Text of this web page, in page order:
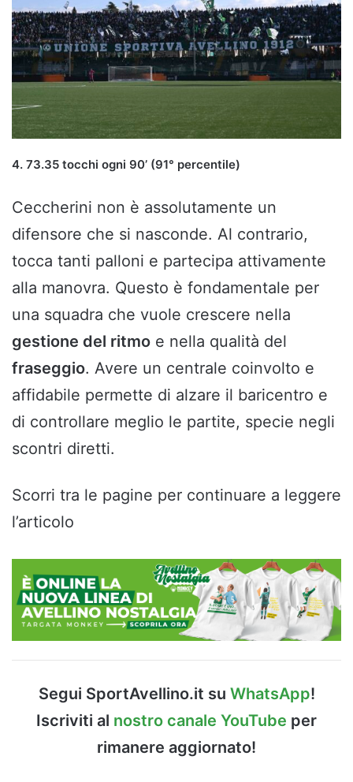
4. 73.35 tocchi ogni 90’ (91° percentile)
Ceccherini non è assolutamente un
difensore che si nasconde. Al contrario,
tocca tanti palloni e partecipa attivamente
alla manovra. Questo è fondamentale per
una squadra che vuole crescere nella
gestione del ritmo e nella qualità del
fraseggio. Avere un centrale coinvolto e
affidabile permette di alzare il baricentro e
di controllare meglio le partite, specie negli
scontri diretti.
Scorri tra le pagine per continuare a leggere
l’articolo
Segui SportAvellino.it su WhatsApp!
Iscriviti al nostro canale YouTube per
rimanere aggiornato!